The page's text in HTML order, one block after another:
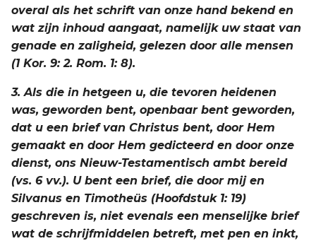
overal als het schrift van onze hand bekend en
wat zijn inhoud aangaat, namelijk uw staat van
genade en zaligheid, gelezen door alle mensen
(1 Kor. 9: 2. Rom. 1: 8).
3. Als die in hetgeen u, die tevoren heidenen
was, geworden bent, openbaar bent geworden,
dat u een brief van Christus bent, door Hem
gemaakt en door Hem gedicteerd en door onze
dienst, ons Nieuw-Testamentisch ambt bereid
(vs. 6 vv.). U bent een brief, die door mij en
Silvanus en Timotheüs (Hoofdstuk 1: 19)
geschreven is, niet evenals een menselijke brief
wat de schrijfmiddelen betreft, met pen en inkt,